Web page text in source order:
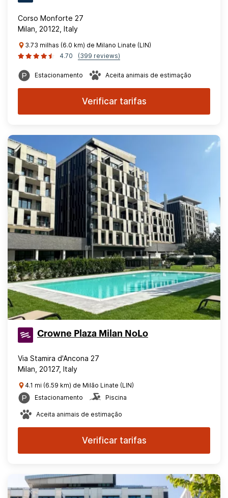
Corso Monforte 27
Milan, 20122, Italy
3.73 milhas (6.0 km) de Milano Linate (LIN)
4.70
(399 reviews)
Estacionamento Aceita animais de estimação
Verificar tarifas
Crowne Plaza Milan NoLo
Via Stamira d'Ancona 27
Milan, 20127, Italy
4.1 mi (6.59 km) de Milão Linate (LIN)
Estacionamento
Piscina
Aceita animais de estimação
Verificar tarifas